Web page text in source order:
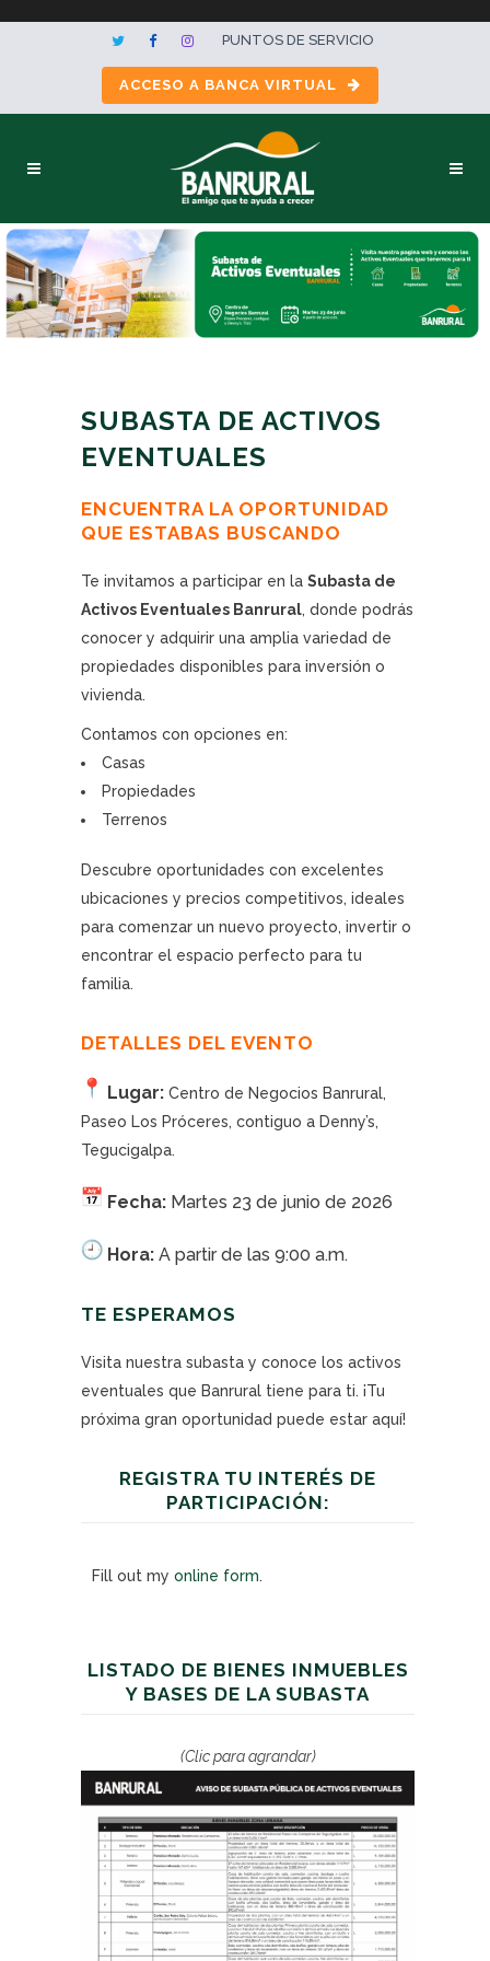
PUNTOS DE SERVICIO
ACCESO A BANCA VIRTUAL
SUBASTA DE ACTIVOS
EVENTUALES
ENCUENTRA LA OPORTUNIDAD
QUE ESTABAS BUSCANDO
Te invitamos a participar en la Subasta de
Activos Eventuales Banrural, donde podrás
conocer y adquirir una amplia variedad de
propiedades disponibles para inversión o
vivienda.
Contamos con opciones en:
Casas
Propiedades
Terrenos
Descubre oportunidades con excelentes
ubicaciones y precios competitivos, ideales
para comenzar un nuevo proyecto, invertir o
encontrar el espacio perfecto para tu
familia.
DETALLES DEL EVENTO
Lugar: Centro de Negocios Banrural,
Paseo Los Próceres, contiguo a Denny’s,
Tegucigalpa.
Fecha: Martes 23 de junio de 2026
Hora: A partir de las 9:00 a.m.
TE ESPERAMOS
Visita nuestra subasta y conoce los activos
eventuales que Banrural tiene para ti. ¡Tu
próxima gran oportunidad puede estar aquí!
REGISTRA TU INTERÉS DE
PARTICIPACIÓN:
Fill out my online form.
LISTADO DE BIENES INMUEBLES
Y BASES DE LA SUBASTA
(Clic para agrandar)